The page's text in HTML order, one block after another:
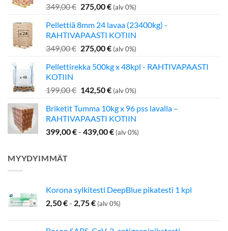
349,00€ Alkuperäinen
oli:
349,00 €.
275,00€Nykyinen
on:
275,00 €.
(alv 0%)
Pellettiä 8mm 24 lavaa (23400kg) -
RAHTIVAPAASTI KOTIIN
349,00€ Alkuperäinen
oli:
275,00€Nykyinen
on:
(alv 0%)
Pellettirekka 500kg x 48kpl - RAHTIVAPAASTI
KOTIIN
199,00€ Alkuperäinen
oli:
199,00 €.
142,50€Nykyinen
on:
142,50 €.
(alv 0%)
Briketit Tumma 10kg x 96 pss lavalla –
RAHTIVAPAASTI KOTIIN
399,00€- 439,00€ (alv 0%)
MYYDYIMMÄT
Korona sylkitesti DeepBlue pikatesti 1 kpl
2,50€- 2,75€ (alv 0%)